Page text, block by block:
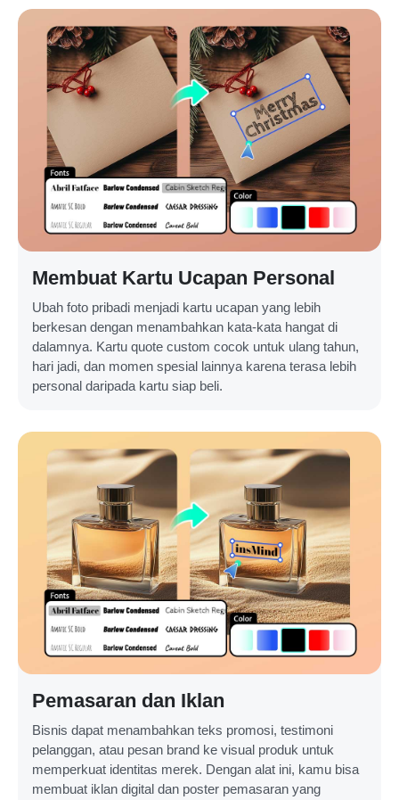
Membuat Kartu Ucapan Personal
Ubah foto pribadi menjadi kartu ucapan yang lebih
berkesan dengan menambahkan kata-kata hangat di
dalamnya. Kartu quote custom cocok untuk ulang tahun,
hari jadi, dan momen spesial lainnya karena terasa lebih
personal daripada kartu siap beli.
Pemasaran dan Iklan
Bisnis dapat menambahkan teks promosi, testimoni
pelanggan, atau pesan brand ke visual produk untuk
memperkuat identitas merek. Dengan alat ini, kamu bisa
membuat iklan digital dan poster pemasaran yang